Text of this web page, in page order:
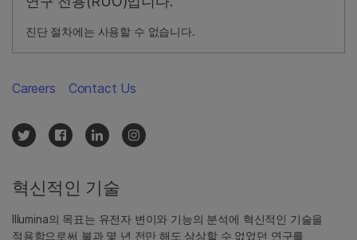
진단 절차에는 사용할 수 없습니다.
혁신적인 기술
Illumina의 목표는 유전자 변이와 기능의 분석에 혁신적인 기술을
적용함으로써 불과 몇 년 전만 해도 상상할 수 없었던 연구를
Careers Contact Us